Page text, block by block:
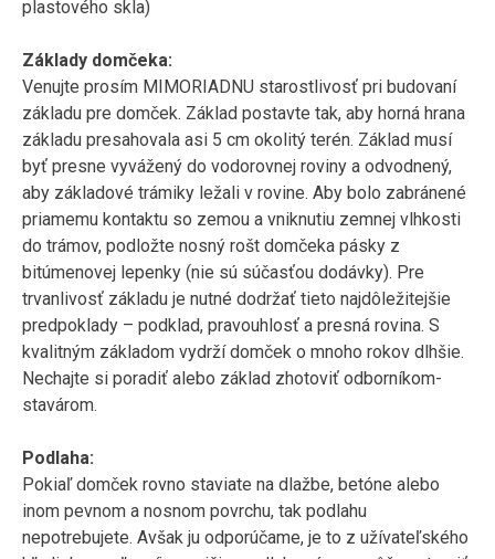
plastového skla)
Základy domčeka:
Venujte prosím MIMORIADNU starostlivosť pri budovaní
základu pre domček. Základ postavte tak, aby horná hrana
základu presahovala asi 5 cm okolitý terén. Základ musí
byť presne vyvážený do vodorovnej roviny a odvodnený,
aby základové trámiky ležali v rovine. Aby bolo zabránené
priamemu kontaktu so zemou a vniknutiu zemnej vlhkosti
do trámov, podložte nosný rošt domčeka pásky z
bitúmenovej lepenky (nie sú súčasťou dodávky). Pre
trvanlivosť základu je nutné dodržať tieto najdôležitejšie
predpoklady – podklad, pravouhlosť a presná rovina. S
kvalitným základom vydrží domček o mnoho rokov dlhšie.
Nechajte si poradiť alebo základ zhotoviť odborníkom-
stavárom.
Podlaha:
Pokiaľ domček rovno staviate na dlažbe, betóne alebo
inom pevnom a nosnom povrchu, tak podlahu
nepotrebujete. Avšak ju odporúčame, je to z užívateľského